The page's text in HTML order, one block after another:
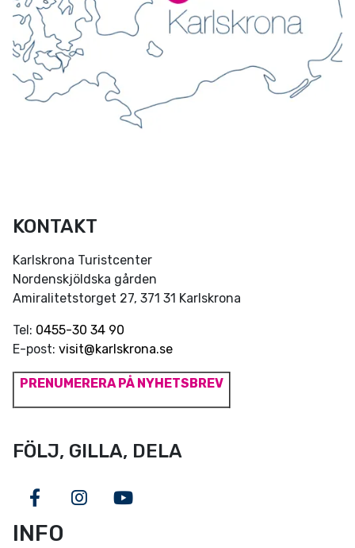
KONTAKT
Karlskrona Turistcenter
Nordenskjöldska gården
Amiralitetstorget 27, 371 31 Karlskrona
Tel: 0455-30 34 90
E-post: visit@karlskrona.se
PRENUMERERA PÅ NYHETSBREV
FÖLJ, GILLA, DELA
FacebookInstagram
Youtube
INFO